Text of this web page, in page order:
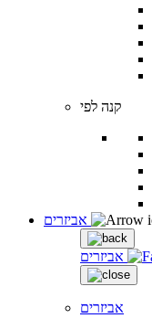
קנה לפי
אביזרים
אביזרים